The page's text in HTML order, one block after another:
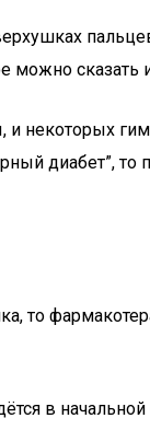
можно сказать
некоторых
диабет”, то
то
в начальной